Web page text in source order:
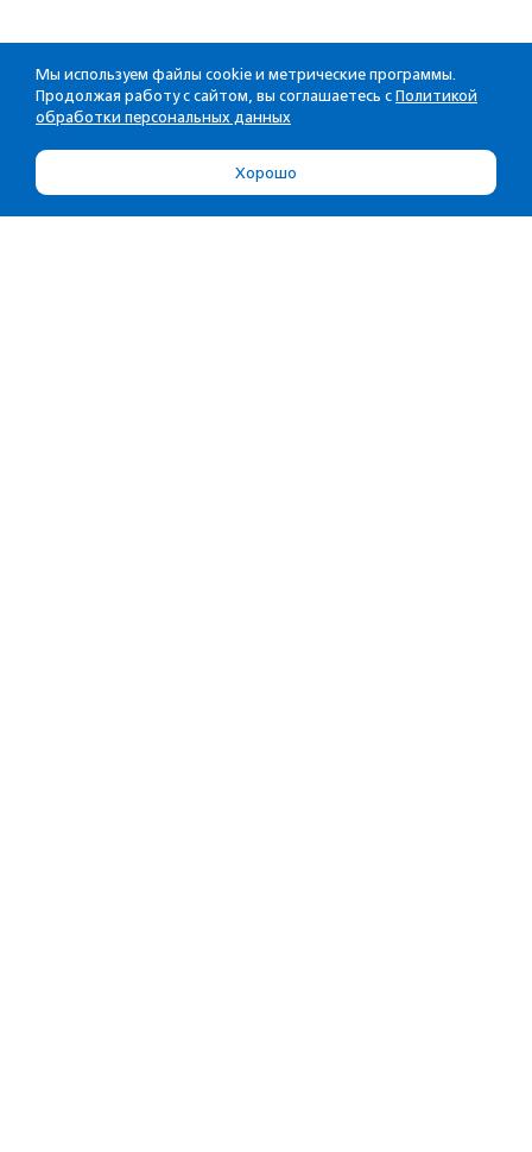
Мы используем файлы cookie и метрические программы.
Продолжая работу с сайтом, вы соглашаетесь с Политикой
обработки персональных данных
Хорошо